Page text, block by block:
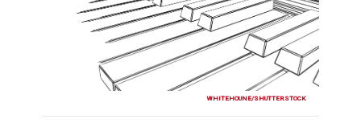
WHITEHOUNE/SHUTTERSTOCK